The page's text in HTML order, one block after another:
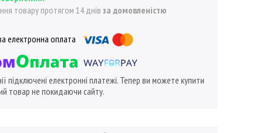
товару протягом 14 днів за домовленістю
підключені електронні платежі. Тепер ви можете купити
товар не покидаючи сайту.